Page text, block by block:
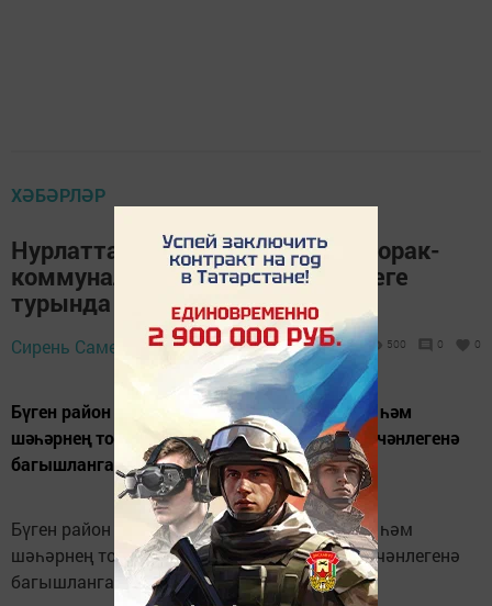
ХӘБӘРЛӘР
Нурлатта район һәм шәһәрнең торак-
коммуналь оешмалары эшчәнлеге
турында сөйләштеләр
Сирень Самерханова, 12 июль 2019 -
10:20
500 0 0
Бүген район Советының зур залында район һәм
шәһәрнең торак-коммуналь оешмалары эшчәнлегенә
багышланган киңәшмә узды.
Бүген район Советының зур залында район һәм
шәһәрнең торак-коммуналь оешмалары эшчәнлегенә
багышланган киңәшмә узды.